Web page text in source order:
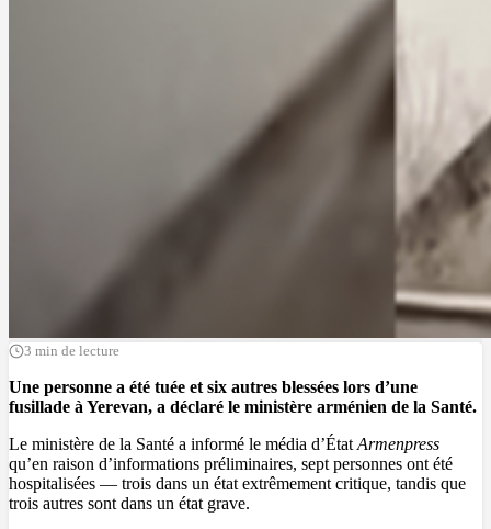
3 min de lecture
Une personne a été tuée et six autres blessées lors d’une
fusillade à Yerevan, a déclaré le ministère arménien de la Santé.
Le ministère de la Santé a informé le média d’État Armenpress
qu’en raison d’informations préliminaires, sept personnes ont été
hospitalisées — trois dans un état extrêmement critique, tandis que
trois autres sont dans un état grave.